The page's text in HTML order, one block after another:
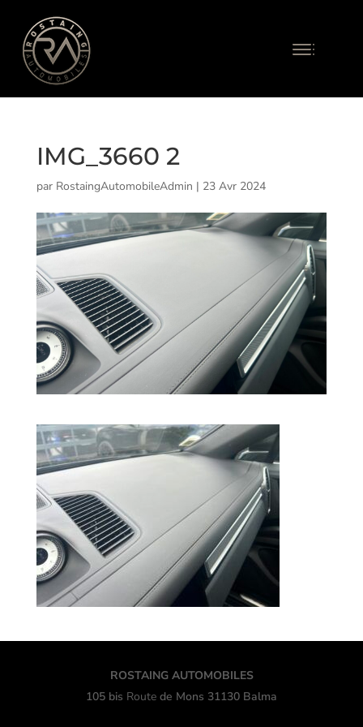
IMG_3660 2
par RostaingAutomobileAdmin | 23 Avr 2024
ROSTAING AUTOMOBILES
105 bis Route de Mons 31130 Balma